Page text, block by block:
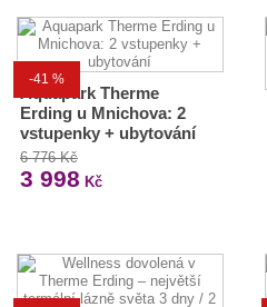
-41 %
Aquapark Therme
Erding u Mnichova: 2
vstupenky + ubytování
6 776 Kč
3 998 Kč